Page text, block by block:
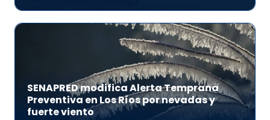
SENAPRED modifica Alerta Temprana
Preventiva en Los Ríos por nevadas y
fuerte viento